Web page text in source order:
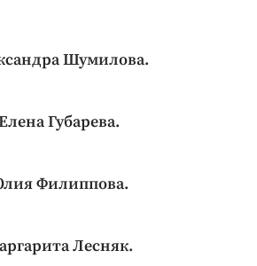
Шумилова.
Губарева.
Филиппова.
Лесняк.